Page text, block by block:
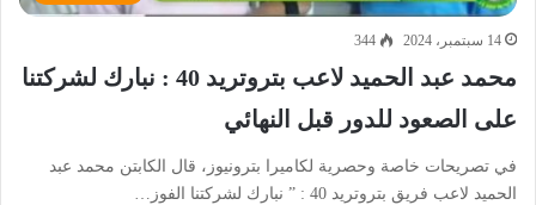
14 سبتمبر، 2024 344
محمد عبد الحميد لاعب بتروتريد 40 : نبارك لشركتنا
على الصعود للدور قبل النهائي
في تصريحات خاصة وحصرية لكاميرا بترونيوز، قال الكابتن محمد عبد
الحميد لاعب فريق بتروتريد 40 : ” نبارك لشركتنا الفوز…